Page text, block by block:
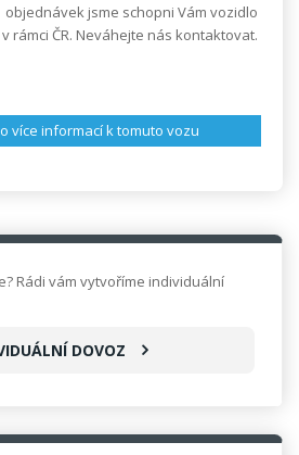
Rádi vám vytvoříme individuální
DOVOZ
objednávek jsme schopni Vám vozidlo
rámci ČR. Neváhejte nás kontaktovat.
více informací k tomuto vozu